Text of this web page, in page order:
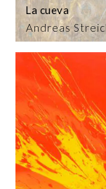
Andreas
La cueva